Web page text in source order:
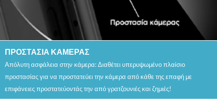
ΠΡΟΣΤΑΣΙΑ ΚΑΜΕΡΑΣ
Απόλυτη ασφάλεια στην κάμερα: Διαθέτει υπερυψωμένο πλαίσιο
προστασίας για να προστατεύει την κάμερα από κάθε της επαφή με
επιφάνειες προστατεύοντάς την από γρατζουνιές και ζημιές!